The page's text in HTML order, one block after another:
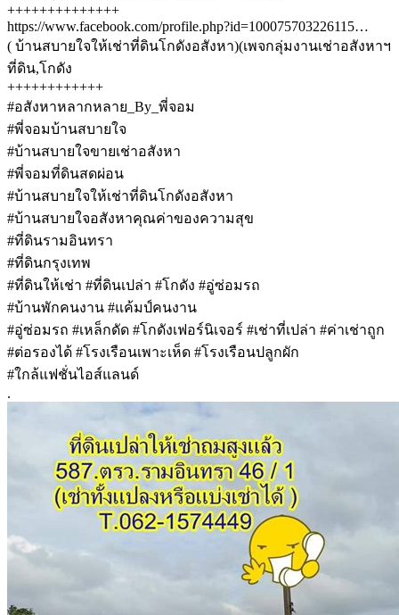
++++++++++++++
https://www.facebook.com/profile.php?id=100075703226115…
( บ้านสบายใจให้เช่าที่ดินโกดังอสังหา)(เพจกลุ่มงานเช่าอสังหาฯ
ที่ดิน,โกดัง
++++++++++++
#อสังหาหลากหลาย_By_พี่จอม
#พี่จอมบ้านสบายใจ
#บ้านสบายใจขายเช่าอสังหา
#พี่จอมที่ดินสดผ่อน
#บ้านสบายใจให้เช่าที่ดินโกดังอสังหา
#บ้านสบายใจอสังหาคุณค่าของความสุข
#ที่ดินรามอินทรา
#ที่ดินกรุงเทพ
#ที่ดินให้เช่า #ที่ดินเปล่า #โกดัง #อู่ซ่อมรถ
#บ้านพักคนงาน #แค้มป์คนงาน
#อู่ซ่อมรถ #เหล็กดัด #โกดังเฟอร์นิเจอร์ #เช่าที่เปล่า #ค่าเช่าถูก
#ต่อรองได้ #โรงเรือนเพาะเห็ด #โรงเรือนปลูกผัก
#ใกล้แฟชั่นไอส์แลนด์
.